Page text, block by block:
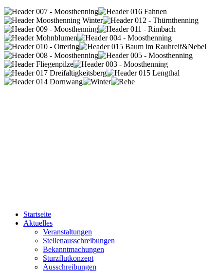
Startseite
Aktuelles
Veranstaltungen
Stellenausschreibungen
Bekanntmachungen
Sturzflutkonzept
Ausschreibungen